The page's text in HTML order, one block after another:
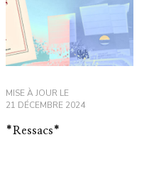
MISE À JOUR LE
21 DÉCEMBRE 2024
*Ressacs*